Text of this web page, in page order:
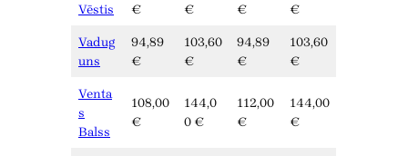
Vēstis
€
€
€
€
Vadug
uns
94,89
€
103,60
€
94,89
€
103,60
€
Venta
s
Balss
108,00
€
144,0
0 €
112,00
€
144,00
€